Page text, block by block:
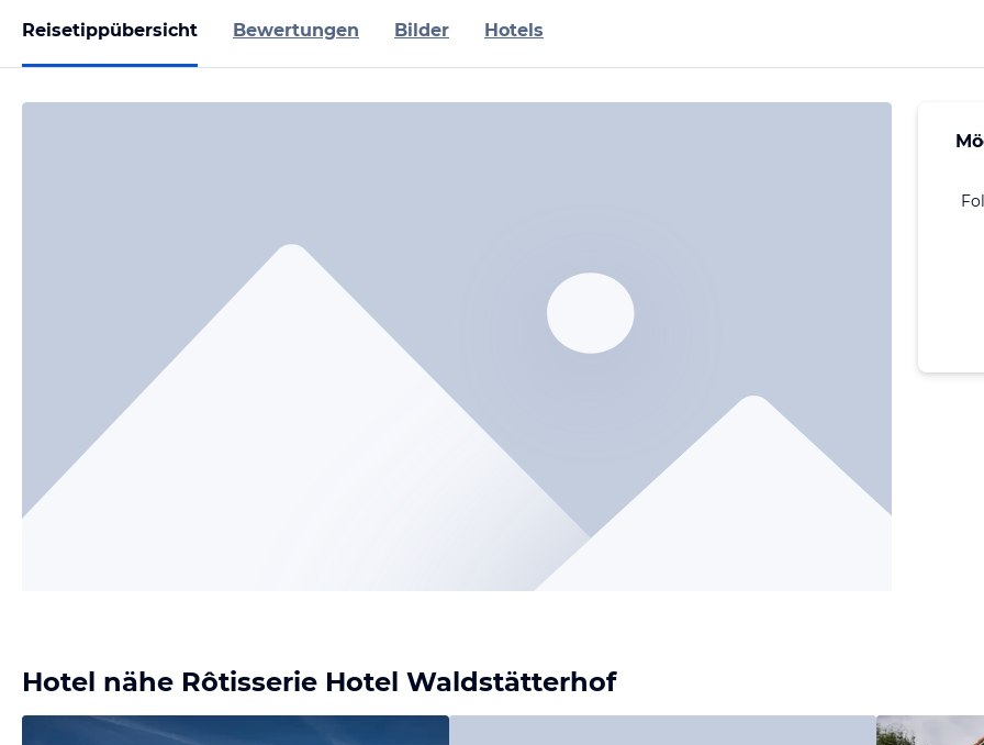
Reisetippübersicht Bewertungen Bilder Hotels
Hotel nähe Rôtisserie Hotel Waldstätterhof